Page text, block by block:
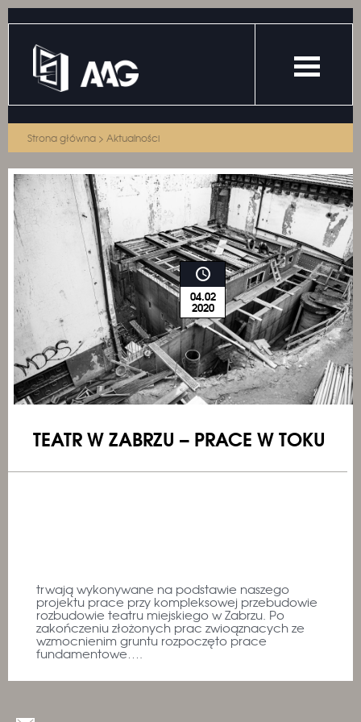
Strona główna > Aktualności
TEATR W ZABRZU – PRACE W TOKU
04.02
2020
trwają wykonywane na podstawie naszego
projektu prace przy kompleksowej przebudowie
rozbudowie teatru miejskiego w Zabrzu. Po
zakończeniu złożonych prac zwioąznacych ze
wzmocnienim gruntu rozpoczęto prace
fundamentowe….